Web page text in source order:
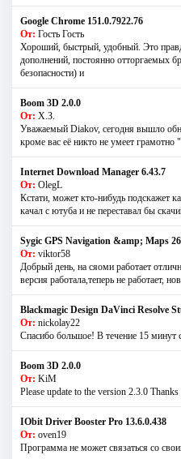
Google Chrome 151.0.7922.76
От: Гость Гость
Хороший, быстрый, удобный. Это
дополнений, постоянно отторгаемых
безопасности) и
Boom 3D 2.0.0
От: Х.З.
Уважаемый Diakov, сегодня вышло
кроме вас её никто не умеет грамотно
Internet Download Manager 6.43.7
От: OlegL
Кстати, может кто-нибудь подскажет
качал с ютуба и не переставал бы
Sygic GPS Navigation &amp; Maps
От: viktor58
Добрый день, на сяоми работает
версия работала,теперь не работает,
Blackmagic Design DaVinci Resolve
От: nickolay22
Спасибо большое! В течение 15 минут
Boom 3D 2.0.0
От: KiM
Please update to the version 2.3.0 Thanks
IObit Driver Booster Pro 13.6.0.438
От: oven19
Программа не может связаться со